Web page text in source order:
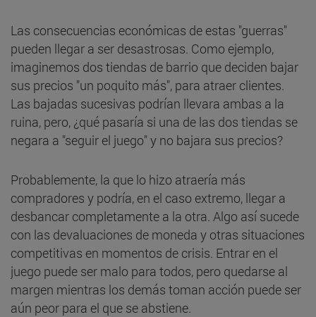
Las consecuencias económicas de estas "guerras"
pueden llegar a ser desastrosas. Como ejemplo,
imaginemos dos tiendas de barrio que deciden bajar
sus precios "un poquito más", para atraer clientes.
Las bajadas sucesivas podrían llevara ambas a la
ruina, pero, ¿qué pasaría si una de las dos tiendas se
negara a "seguir el juego" y no bajara sus precios?
Probablemente, la que lo hizo atraería más
compradores y podría, en el caso extremo, llegar a
desbancar completamente a la otra. Algo así sucede
con las devaluaciones de moneda y otras situaciones
competitivas en momentos de crisis. Entrar en el
juego puede ser malo para todos, pero quedarse al
margen mientras los demás toman acción puede ser
aún peor para el que se abstiene.